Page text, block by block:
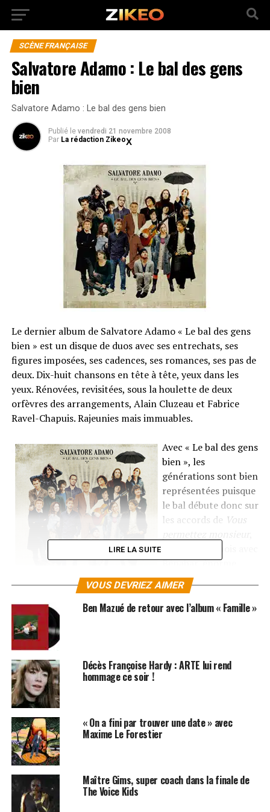
SCÈNE FRANÇAISE
Salvatore Adamo : Le bal des gens
bien
Salvatore Adamo : Le bal des gens bien
Publié le vendredi 21 novembre 2008
Par La rédaction Zikeo
Le dernier album de Salvatore Adamo « Le bal des gens
bien » est un disque de duos avec ses entrechats, ses
figures imposées, ses cadences, ses romances, ses pas de
deux. Dix-huit chansons en tête à tête, yeux dans les
yeux. Rénovées, revisitées, sous la houlette de deux
orfèvres des arrangements, Alain Cluzeau et Fabrice
Ravel-Chapuis. Rajeunies mais immuables.
Avec « Le bal des gens
bien », les
générations sont bien
représentées puisque
le bal débute donc sur
les accords de Vous
Bénabar, énorme
succès décalé de
1964, en pleine folie
yéyé… «A l’époque, raconte Adamo, je vivais dans une
cité où il y avait beaucoup d’Italiens. C’était la coutume
le samedi soir de se retrouver les uns chez les autres,
mais avec les papas siciliens, il valait mieux demander la
permission avant d’aborder une jeune fille… » L’époque
où la France avait élu le jeune Salvatore au regard timide
et à la voix voilée comme sa personnalité favorite, juste
derrière… le général De Gaulle. «
films de ces années là, je m’aperçois surtout combien
Jacques Brel m’avait influencé, jusque dans les mimiques.
J’essayais parfois d’imiter maladroitement sa verve
satirique, par exemple dans une chanson comme « Les
filles du bord de mer».
Des filles qui n’en finissent pas d’être chouettes, jadis
LIRE LA SUITE
VOUS DEVRIEZ AIMER
Ben Mazué de retour avec l’album « Famille »
Décès Françoise Hardy : ARTE lui rend
hommage ce soir !
« On a fini par trouver une date » avec
Maxime Le Forestier
Maître Gims, super coach dans la finale de
The Voice Kids